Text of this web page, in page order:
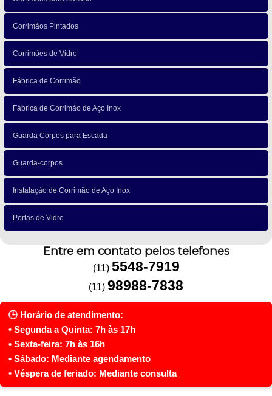
Corrimãos Pintados
Corrimões de Vidro
Fábrica de Corrimão
Fábrica de Corrimão de Aço Inox
Guarda Corpos para Escada
Guarda-corpos
Instalação de Corrimão de Aço Inox
Portas de Vidro
Entre em contato pelos telefones
(11) 5548-7919
(11) 98988-7838